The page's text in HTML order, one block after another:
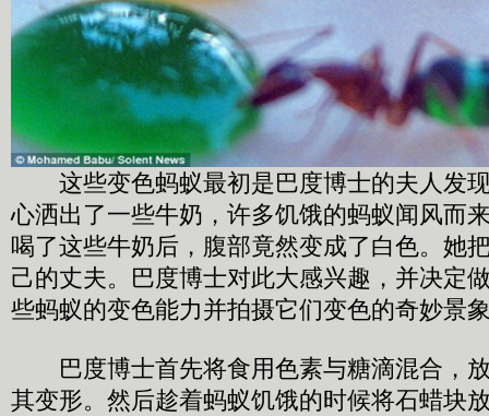
这些变色蚂蚁最初是巴度博士的夫人发
心洒出了一些牛奶，许多饥饿的蚂蚁闻风而
喝了这些牛奶后，腹部竟然变成了白色。她
己的丈夫。巴度博士对此大感兴趣，并决定
些蚂蚁的变色能力并拍摄它们变色的奇妙景
巴度博士首先将食用色素与糖滴混合，
其变形。然后趁着蚂蚁饥饿的时候将石蜡块